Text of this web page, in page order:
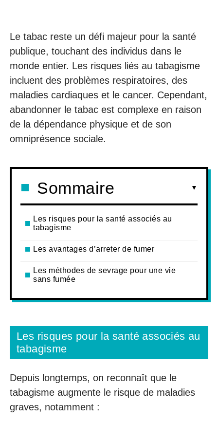
Le tabac reste un défi majeur pour la santé
publique, touchant des individus dans le
monde entier. Les risques liés au tabagisme
incluent des problèmes respiratoires, des
maladies cardiaques et le cancer. Cependant,
abandonner le tabac est complexe en raison
de la dépendance physique et de son
omniprésence sociale.
Sommaire
Les risques pour la santé associés au
tabagisme
Les avantages d’arreter de fumer
Les méthodes de sevrage pour une vie
sans fumée
Les risques pour la santé associés au
tabagisme
Depuis longtemps, on reconnaît que le
tabagisme augmente le risque de maladies
graves, notamment :